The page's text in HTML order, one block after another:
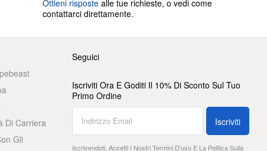
Ottieni risposte alle tue richieste, o vedi come
contattarci direttamente.
Di Carriera
Gli
Seguici
Iscriviti Ora E Goditi Il 10% Di Sconto Sul Tuo
Primo Ordine
Iscriviti
Iscrivendoti, Accetti I NostriTermini D'usoE La Politica Sulla